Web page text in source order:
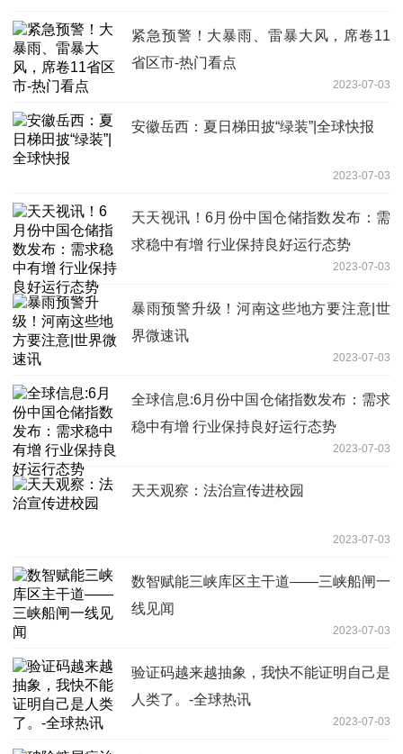
紧急预警！大暴雨、雷暴大风，席卷11
省区市-热门看点
2023-07-03
安徽岳西：夏日梯田披“绿装”|全球快报
2023-07-03
天天视讯！6月份中国仓储指数发布：需
求稳中有增 行业保持良好运行态势
2023-07-03
暴雨预警升级！河南这些地方要注意|世
界微速讯
2023-07-03
全球信息:6月份中国仓储指数发布：需求
稳中有增 行业保持良好运行态势
2023-07-03
天天观察：法治宣传进校园
2023-07-03
数智赋能三峡库区主干道——三峡船闸一
线见闻
2023-07-03
验证码越来越抽象，我快不能证明自己是
人类了。-全球热讯
2023-07-03